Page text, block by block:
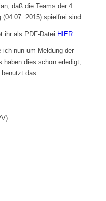
daß die Teams der 4.
(04.07. 2015) spielfrei sind.
ihr als PDF-Datei HIER.
nun um Meldung der
haben dies schon erledigt,
das